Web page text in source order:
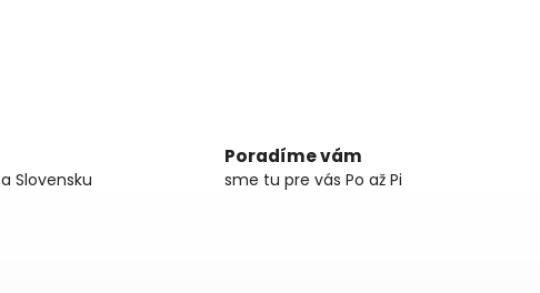
Slovensku
Poradíme vám
sme tu pre vás Po až Pi